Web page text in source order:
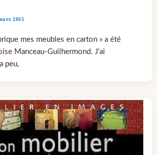
2015
mes meubles en carton » a été
Manceau-Guilhermond. J’ai
peu,